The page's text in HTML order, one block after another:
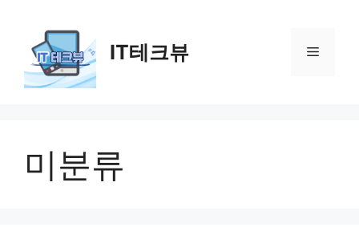
IT테크뷰 메
미분류